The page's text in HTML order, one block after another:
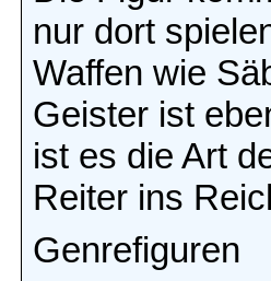
nur dort
Waffen wie
Geister ist
ist es die Art
Reiter ins
Genrefiguren